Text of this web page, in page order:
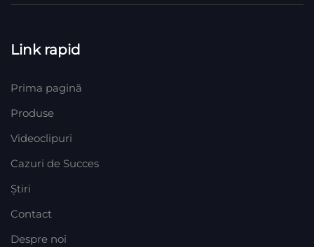
Link rapid
Prima pagină
Produse
Videoclipuri
Cazuri de Succes
Știri
Contact
Despre noi